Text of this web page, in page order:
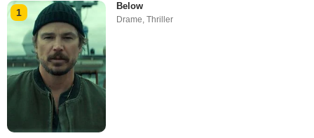
1
Below
Drame,Thriller